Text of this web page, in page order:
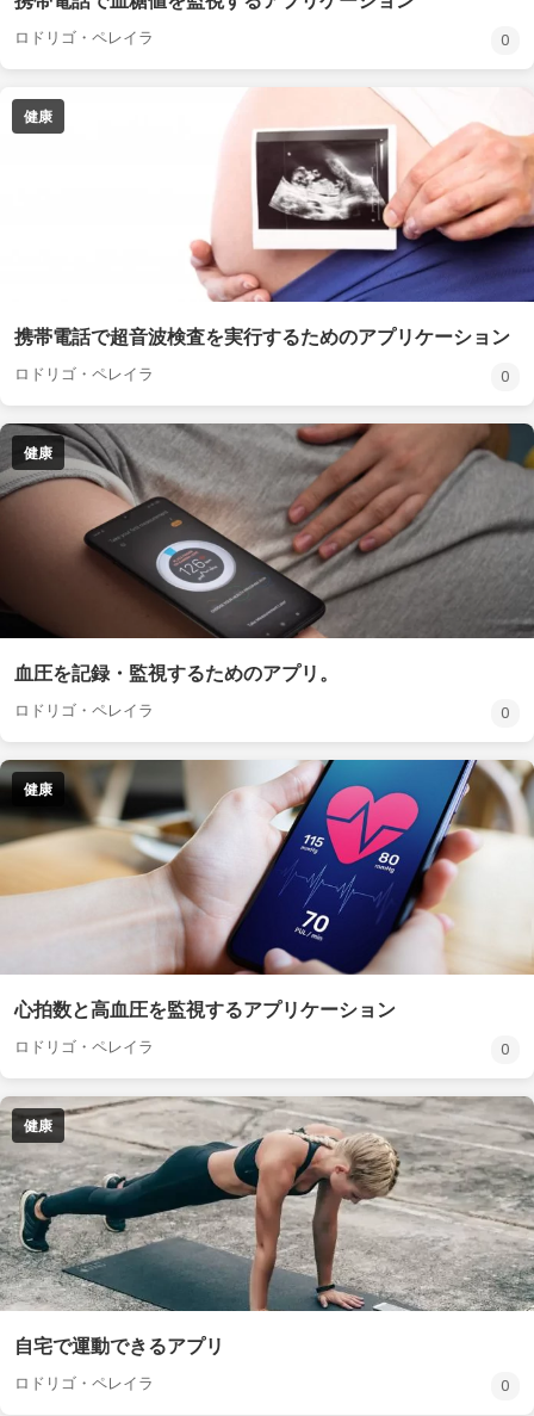
ロドリゴ・ペレイラ 0
健康
携帯電話で超音波検査を実行するためのアプリケーション
ロドリゴ・ペレイラ 0
健康
血圧を記録・監視するためのアプリ。
ロドリゴ・ペレイラ 0
健康
心拍数と高血圧を監視するアプリケーション
ロドリゴ・ペレイラ 0
健康
自宅で運動できるアプリ
ロドリゴ・ペレイラ 0